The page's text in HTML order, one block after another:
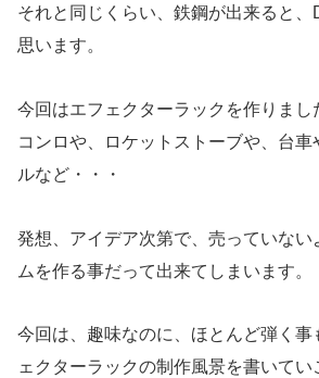
それと同じくらい、鉄鋼が出来ると、
思います。
今回はエフェクターラックを作りまし
コンロや、ロケットストーブや、台車
ルなど・・・
発想、アイデア次第で、売っていない
ムを作る事だって出来てしまいます。
今回は、趣味なのに、ほとんど弾く事
ェクターラックの制作風景を書いてい